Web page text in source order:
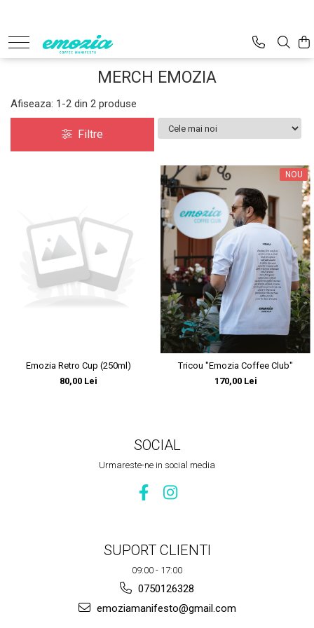
EMOZIA de acasă
MERCH EMOZIA
Afiseaza: 1-2 din 2 produse
Filtre
Emozia Retro Cup (250ml)
80,00 Lei
NOU
Tricou "Emozia Coffee Club"
170,00 Lei
SOCIAL
Urmareste-ne in social media
SUPORT CLIENTI
09:00 - 17:00
0750126328
emoziamanifesto@gmail.com